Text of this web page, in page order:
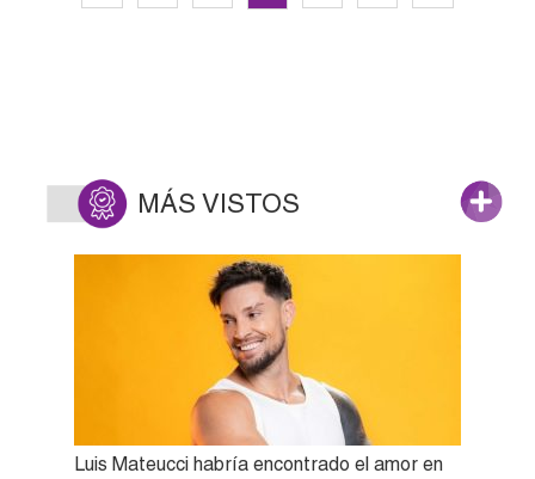
MÁS VISTOS
Luis Mateucci habría encontrado el amor en